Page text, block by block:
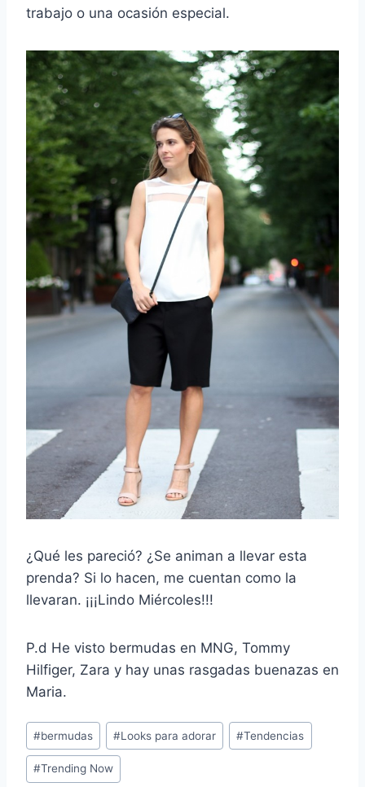
trabajo o una ocasión especial.
¿Qué les pareció? ¿Se animan a llevar esta
prenda? Si lo hacen, me cuentan como la
llevaran. ¡¡¡Lindo Miércoles!!!
P.d He visto bermudas en MNG, Tommy
Hilfiger, Zara y hay unas rasgadas buenazas en
Maria.
Post
Tags:
#bermudas #Looks para adorar #Tendencias
#Trending Now